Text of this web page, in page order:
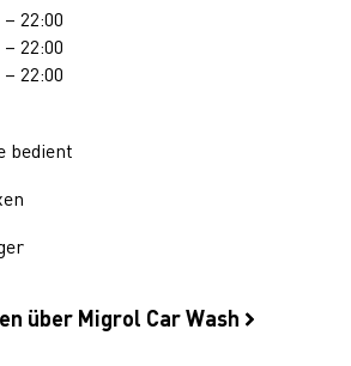
22:00
22:00
22:00
bedient
über Migrol Car Wash